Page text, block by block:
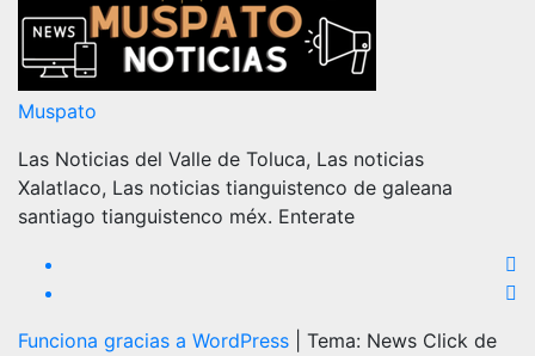
Muspato
Las Noticias del Valle de Toluca, Las noticias
Xalatlaco, Las noticias tianguistenco de galeana
santiago tianguistenco méx. Enterate
Funciona gracias a WordPress
Tema: News Click de